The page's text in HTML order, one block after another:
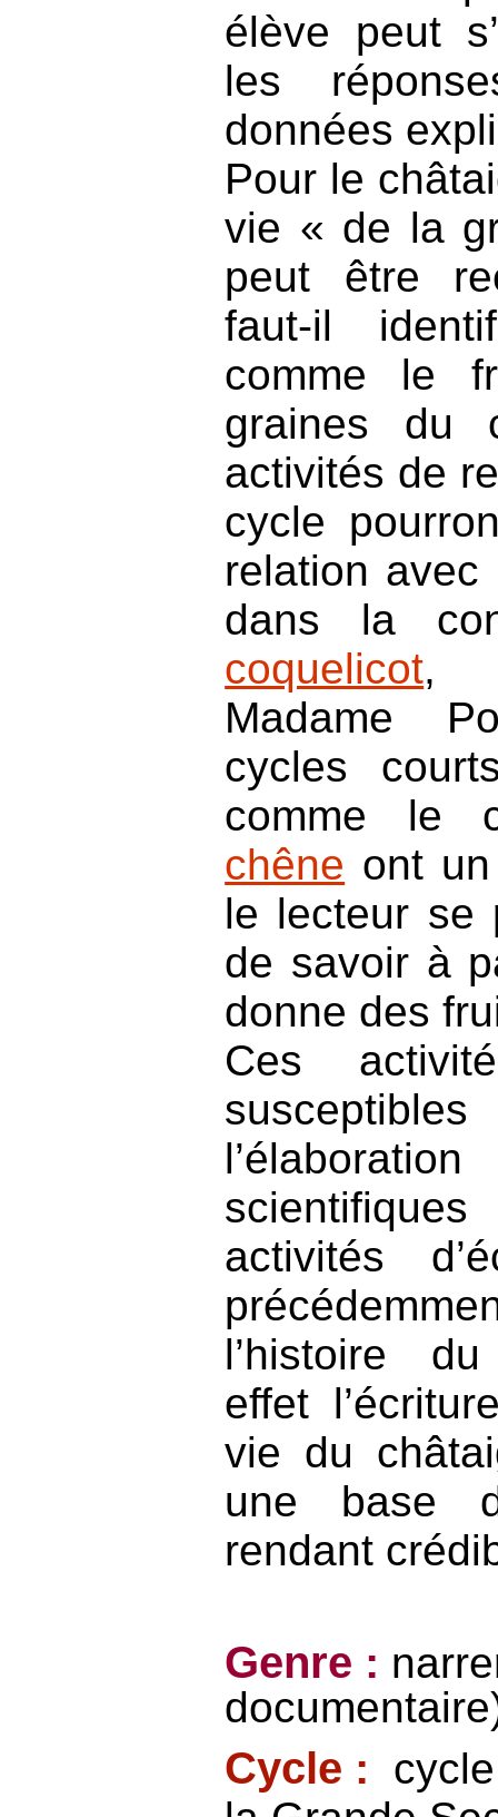
élève peut
les
données
Pour le
vie « de la
peut être
faut-il
comme le
graines du
activités de
cycle
relation
dans la
coquelicot,
Madame
cycles
comme le
chêne ont
le lecteur se
de savoir à
donne des
Ces
activités
l’histoire
effet
vie du
une base
rendant
Genre :
Cycle :